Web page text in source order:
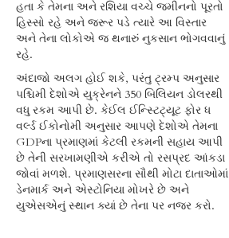
હતા કે તેમના અને રશિયા વચ્ચે જમીનનો પૂરતો
હિસ્સો રહે અને જરૂર પડે ત્યારે આ વિસ્તાર
અને તેના લોકોએ જ થનારું નુકસાન ભોગવવાનું
રહે.
અંદાજો અલગ હોઈ શકે, પરંતુ ટ્રમ્પ અનુસાર
પશ્ચિમી દેશોએ યુક્રેનને 350 બિલિયન ડોલરથી
વધુ રકમ આપી છે. કેઈલ ઈન્સ્ટિટ્યૂટ ફોર ધ
વર્લ્ડ ઈકોનોમી અનુસાર આપણે દેશોએ તેમના
GDPના પ્રમાણમાં કેટલી રકમની સહાય આપી
છે તેની સરખામણીએ કરીએ તો રસપ્રદ આંકડા
જોવાં મળશે. પ્રમાણસરના સૌથી મોટા દાતાઓમાં
ડેનમાર્ક અને એસ્ટોનિયા મોખરે છે અને
યુએસએનું સ્થાન ક્યાં છે તેના પર નજર કરો.